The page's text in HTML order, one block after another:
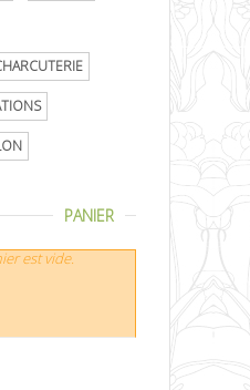
PANIER
est vide.